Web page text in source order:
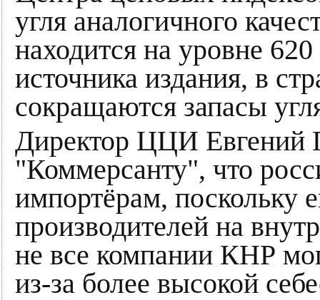
угля аналогичного
находится на уровне
источника издания, в
сокращаются запасы
Директор ЦЦИ Евгений
"Коммерсанту", что
импортёрам, поскольку
производителей на
не все компании КНР
из-за более высокой